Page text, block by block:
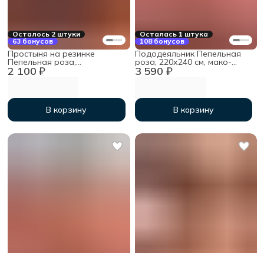
Осталось 2 штуки
63 бонусов
2 100 ₽
Простыня на резинке
Пепельная роза,
120х200х30 см, мако-сатин
В корзину
Осталась 1 штука
108 бонусов
3 590 ₽
Пододеяльник Пепельная
роза, 220х240 см, мако-
сатин
В корзину